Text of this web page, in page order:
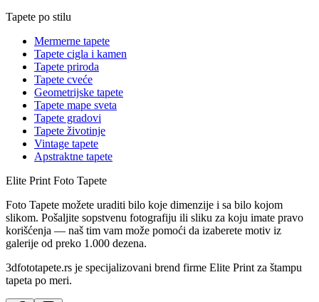
Tapete po stilu
Mermerne tapete
Tapete cigla i kamen
Tapete priroda
Tapete cveće
Geometrijske tapete
Tapete mape sveta
Tapete gradovi
Tapete životinje
Vintage tapete
Apstraktne tapete
Elite Print Foto Tapete
Foto Tapete možete uraditi bilo koje dimenzije i sa bilo kojom
slikom. Pošaljite sopstvenu fotografiju ili sliku za koju imate pravo
korišćenja — naš tim vam može pomoći da izaberete motiv iz
galerije od preko 1.000 dezena.
3dfototapete.rs je specijalizovani brend firme Elite Print za štampu
tapeta po meri.